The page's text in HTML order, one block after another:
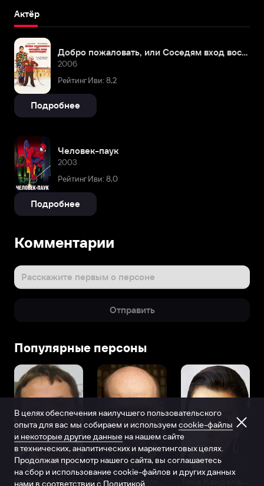
Актёр
Добро пожаловать, или Соседям вход воспрещен
2006
Рейтинг Иви: 8,2
Подробнее
Человек-паук
2003
Рейтинг Иви: 8,0
Подробнее
Комментарии
Расскажите первым о персоне
Отправить
Популярные персоны
Виталий Шляппо
В целях обеспечения наилучшего пользовательского
опыта для вас мы собираем и используем cookie-файлы
и некоторые другие данные на нашем сайте
в технических, аналитических и маркетинговых целях.
Продолжая просмотр нашего сайта, вы соглашаетесь
на сбор и использование cookie-файлов и других данных
нами в соответствии с Политикой